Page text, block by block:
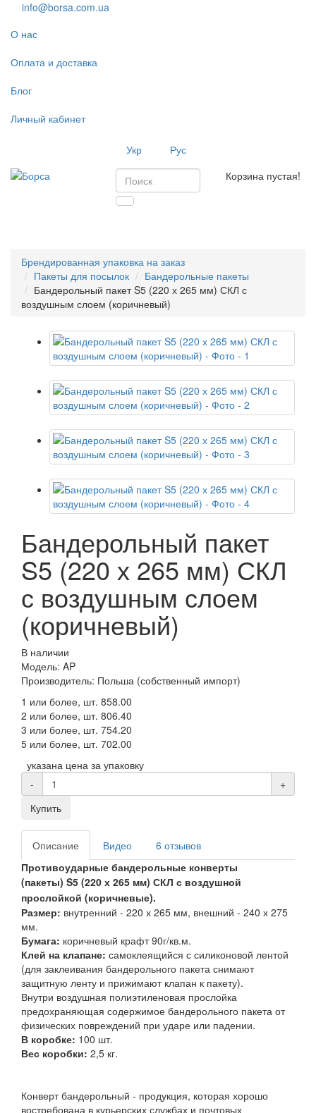
info@borsa.com.ua
О нас
Оплата и доставка
Блог
Личный кабинет
Укр
Рус
Корзина пустая!
Брендированная упаковка на заказ
Пакеты для посылок
Бандерольные пакеты
Бандерольный пакет S5 (220 х 265 мм) СКЛ с
воздушным слоем (коричневый)
Бандерольный пакет
S5 (220 х 265 мм) СКЛ
с воздушным слоем
(коричневый)
В наличии
Модель: AP
Производитель: Польша (собственный импорт)
1 или более, шт. 858.00
2 или более, шт. 806.40
3 или более, шт. 754.20
5 или более, шт. 702.00
указана цена за упаковку
-
+
Купить
Описание Видео
6 отзывов
Противоударные бандерольные конверты
(пакеты) S5 (220 х 265 мм) СКЛ с воздушной
прослойкой (коричневые).
Размер: внутренний - 220 х 265 мм, внешний - 240 х 275
мм.
Бумага: коричневый крафт 90г/кв.м.
Клей на клапане: самоклеящийся с силиконовой лентой
(для заклеивания бандерольного пакета снимают
защитную ленту и прижимают клапан к пакету).
Внутри воздушная полиэтиленовая прослойка
предохраняющая содержимое бандерольного пакета от
физических повреждений при ударе или падении.
В коробке: 100 шт.
Вес коробки: 2,5 кг.
Конверт бандерольный - продукция, которая хорошо
востребована в курьерских службах и почтовых